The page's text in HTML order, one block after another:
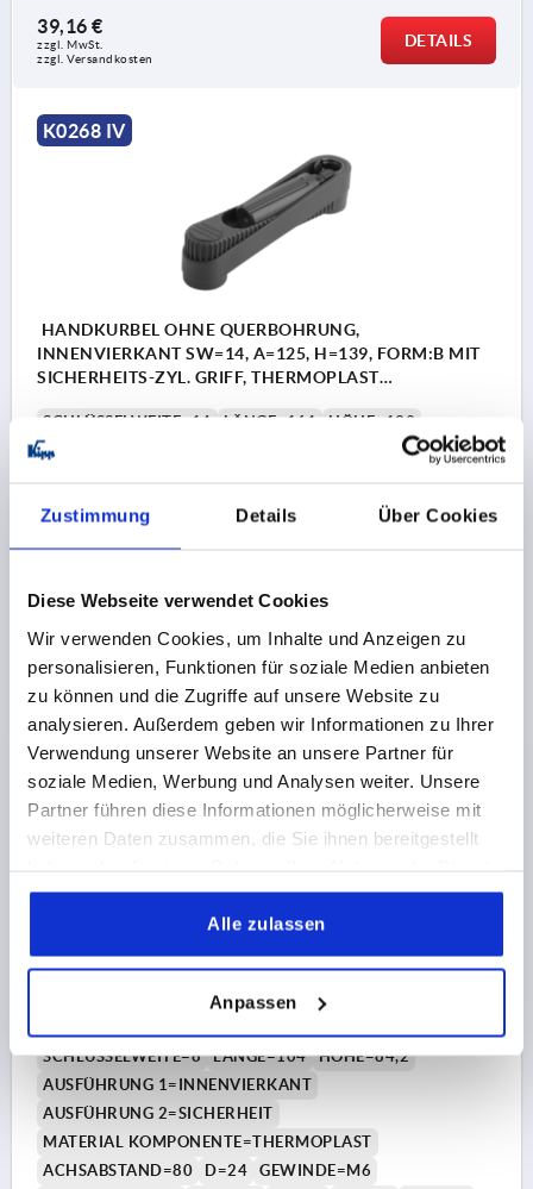
Zustimmung Details Über Cookies
Diese Webseite verwendet Cookies
Wir verwenden Cookies, um Inhalte und Anzeigen zu
personalisieren, Funktionen für soziale Medien anbieten
zu können und die Zugriffe auf unsere Website zu
analysieren. Außerdem geben wir Informationen zu Ihrer
Verwendung unserer Website an unsere Partner für
soziale Medien, Werbung und Analysen weiter. Unsere
Partner führen diese Informationen möglicherweise mit
weiteren Daten zusammen, die Sie ihnen bereitgestellt
gesammelt haben.
Alle zulassen
Anpassen
39,16 €
zzgl. MwSt.
zzgl. Versandkosten
DETAILS
K0268 IV
HANDKURBEL OHNE QUERBOHRUNG,
INNENVIERKANT SW=14, A=125, H=139, FORM:B MIT
SICHERHEITS-ZYL. GRIFF, THERMOPLAST
SCHLÜSSELWEITE=14 LÄNGE=161
HÖHE=139
AUSFÜHRUNG 1=INNENVIERKANT
MATERIAL KOMPONENTE=THERMOPLAST
Bestellnummer:K0268.2314
39,16 €
zzgl. Versandkosten
DETAILS
K0268 IV
HANDKURBEL MIT QUERBOHRUNG, INNENVIERKANT
GRIFF, THERMOPLAST SCHWARZGRAU RAL7021,
KOMP:THERMOPLAST SCHWARZGRAU RAL7021
SCHLÜSSELWEITE=8 LÄNGE=104
HÖHE=84,2
AUSFÜHRUNG 1=INNENVIERKANT
AUSFÜHRUNG 2=SICHERHEIT
MATERIAL KOMPONENTE=THERMOPLAST
ACHSABSTAND=80
D=24
GEWINDE=M6